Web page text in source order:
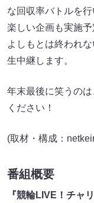
な回収率バトルを
楽しい企画も実施
よしもとは終われ
生中継します。
年末最後に笑うの
ください！
(取材・構成：
番組概要
『競輪LIVE！チャ